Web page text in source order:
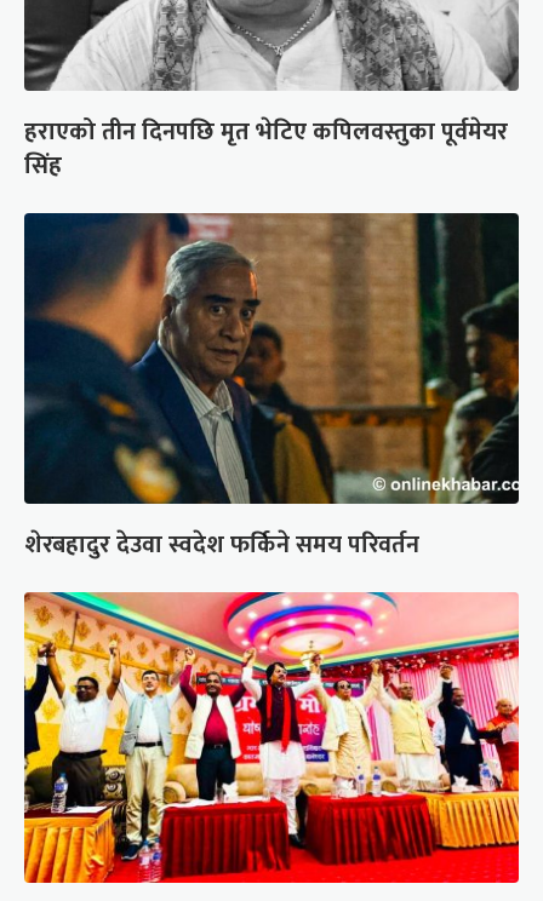
हराएको तीन दिनपछि मृत भेटिए कपिलवस्तुका पूर्वमेयर
सिंह
शेरबहादुर देउवा स्वदेश फर्किने समय परिवर्तन